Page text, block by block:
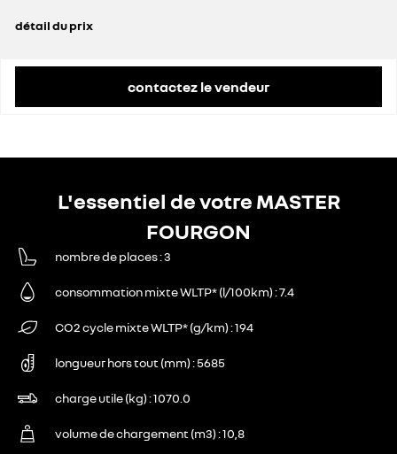
détail du prix
contactez le vendeur
L'essentiel de votre MASTER
FOURGON
nombre de places 3
consommation mixte WLTP* (l/100km) 7.4
CO2 cycle mixte WLTP* (g/km) 194
longueur hors tout (mm) 5685
charge utile (kg) 1070.0
volume de chargement (m3) 10,8